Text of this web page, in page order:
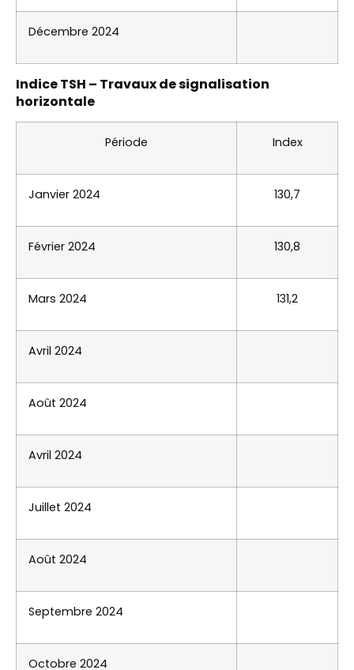
Décembre 2024
Indice TSH – Travaux de signalisation
horizontale
Période Index
Janvier 2024 130,7
Février 2024 130,8
Mars 2024 131,2
Avril 2024
Août 2024
Avril 2024
Juillet 2024
Août 2024
Septembre 2024
Octobre 2024